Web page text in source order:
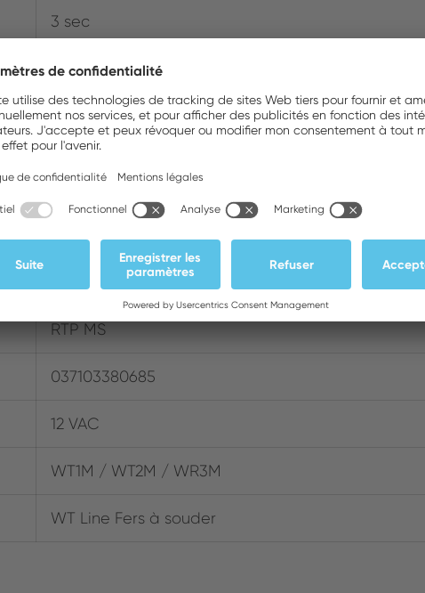
3 sec
Oui
Oui
40 W (55 W)
150 - 950 °F
RTP MS
037103380685
12 VAC
WT1M / WT2M / WR3M
WT Line Fers à souder